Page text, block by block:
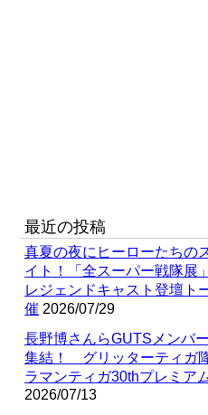
最近の投稿
真夏の夜にヒーローたちの
イト！「全スーパー戦隊展
レジェンドキャスト登壇ト
催 2026/07/29
長野博さんらGUTSメンバ
集結！ グリッターティガ
ラマンティガ30thプレミア
2026/07/13